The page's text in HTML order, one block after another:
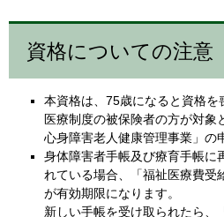
資格についての注意
本資格は、75歳になると資格
医療制度の被保険者の方が対象
心身障害老人健康管理事業」の
身体障害者手帳及び療育手帳に
れている場合、「福祉医療費受
が有効期限になります。
新しい手帳を受け取られたら、